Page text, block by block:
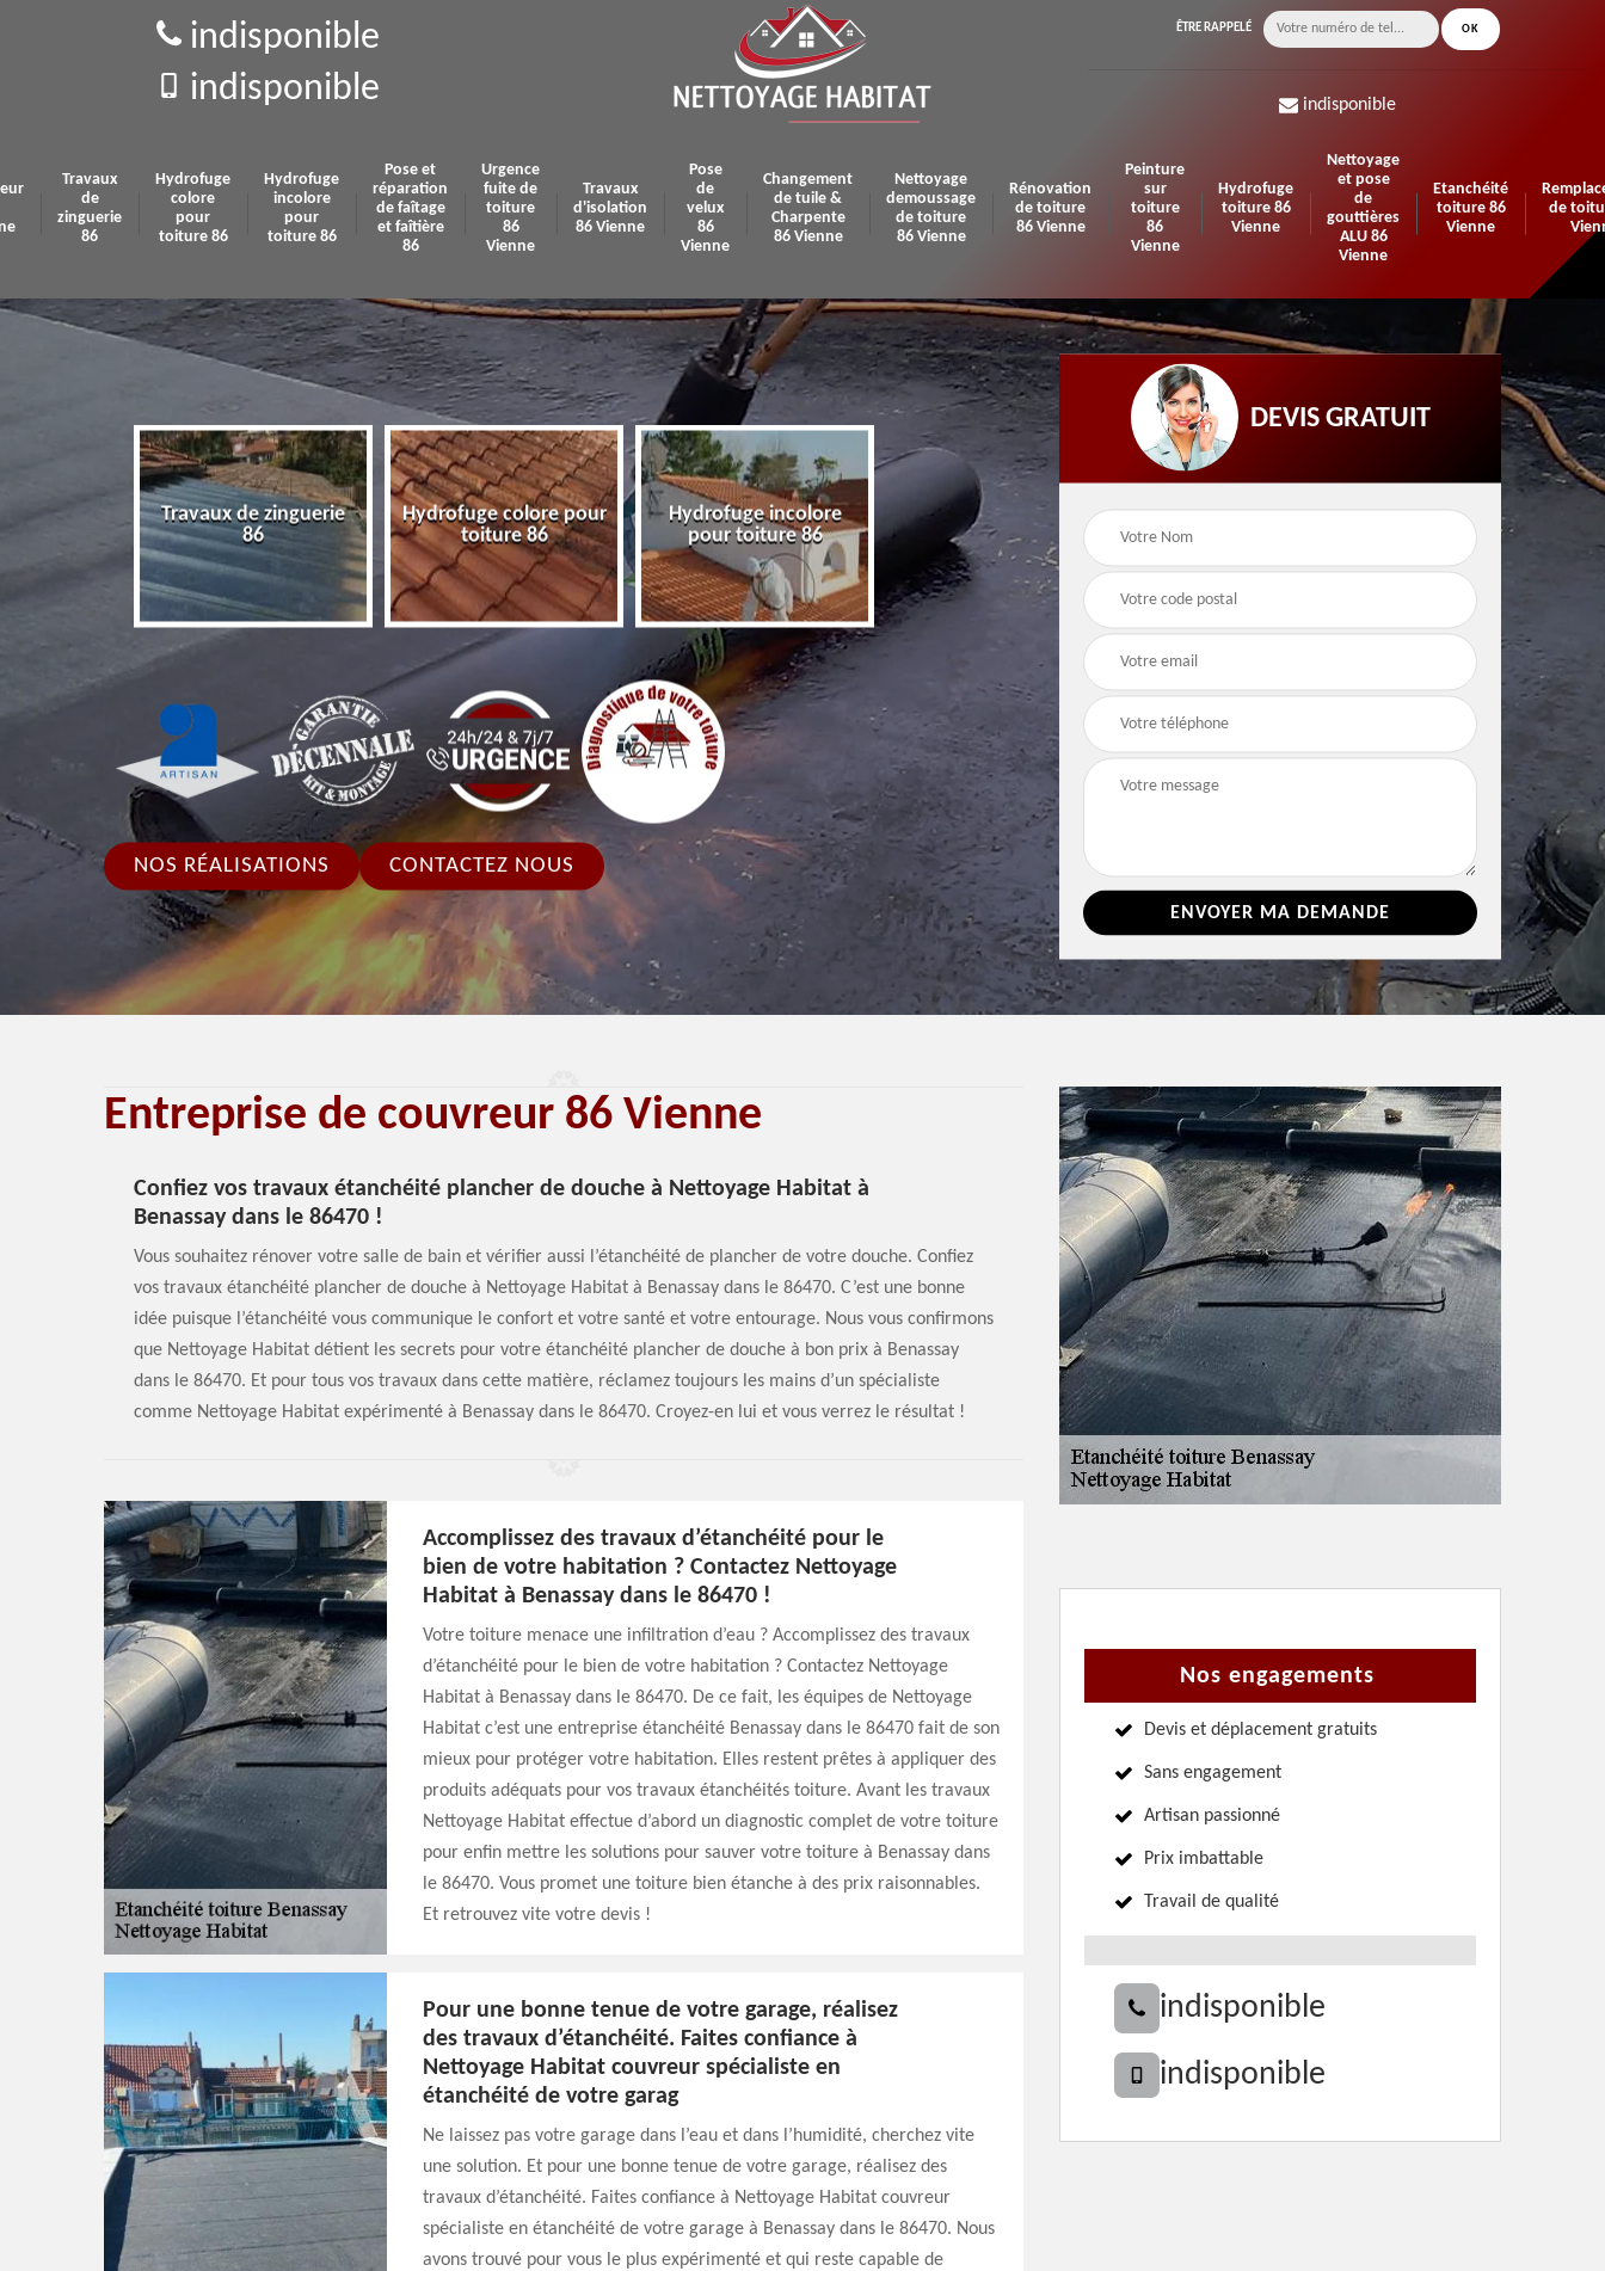
indisponible
indisponible
ÊTRE RAPPELÉ
indisponible
Travaux
de
zinguerie
86
Hydrofuge
colore
pour
toiture 86
Hydrofuge
incolore
pour
toiture 86
Pose et
réparation
de faîtage
et faîtière
86
Urgence
fuite de
toiture
86
Vienne
Travaux
d'isolation
86 Vienne
Pose
de
velux
86
Vienne
Changement
de tuile &
Charpente
86 Vienne
Nettoyage
demoussage
de toiture
86 Vienne
Rénovation
de toiture
86 Vienne
Peinture
sur
toiture
86
Vienne
Hydrofuge
toiture 86
Vienne
Nettoyage
et pose
de
gouttières
ALU 86
Vienne
Etanchéité
toiture 86
Vienne
de
Travaux de zinguerie
86
Hydrofuge colore pour
toiture 86
Hydrofuge incolore
pour toiture 86
Pose et réparation de
faîtage et faîtière 86
Urgence fuite de
toiture 86 Vienne
Travaux d'isolation 86
Vienne
NOS RÉALISATIONS CONTACTEZ NOUS
DEVIS GRATUIT
Entreprise de couvreur 86 Vienne
Confiez vos travaux étanchéité plancher de douche à Nettoyage Habitat à
Benassay dans le 86470 !
Vous souhaitez rénover votre salle de bain et vérifier aussi l’étanchéité de plancher de votre douche. Confiez
vos travaux étanchéité plancher de douche à Nettoyage Habitat à Benassay dans le 86470. C’est une bonne
idée puisque l’étanchéité vous communique le confort et votre santé et votre entourage. Nous vous confirmons
que Nettoyage Habitat détient les secrets pour votre étanchéité plancher de douche à bon prix à Benassay
dans le 86470. Et pour tous vos travaux dans cette matière, réclamez toujours les mains d’un spécialiste
comme Nettoyage Habitat expérimenté à Benassay dans le 86470. Croyez-en lui et vous verrez le résultat !
Accomplissez des travaux d’étanchéité pour le
bien de votre habitation ? Contactez Nettoyage
Habitat à Benassay dans le 86470 !
Votre toiture menace une infiltration d’eau ? Accomplissez des travaux
d’étanchéité pour le bien de votre habitation ? Contactez Nettoyage
Habitat à Benassay dans le 86470. De ce fait, les équipes de Nettoyage
Habitat c’est une entreprise étanchéité Benassay dans le 86470 fait de son
mieux pour protéger votre habitation. Elles restent prêtes à appliquer des
produits adéquats pour vos travaux étanchéités toiture. Avant les travaux
Nettoyage Habitat effectue d’abord un diagnostic complet de votre toiture
pour enfin mettre les solutions pour sauver votre toiture à Benassay dans
le 86470. Vous promet une toiture bien étanche à des prix raisonnables.
Et retrouvez vite votre devis !
Pour une bonne tenue de votre garage, réalisez
des travaux d’étanchéité. Faites confiance à
Nettoyage Habitat couvreur spécialiste en
étanchéité de votre garag
Ne laissez pas votre garage dans l’eau et dans l’humidité, cherchez vite
une solution. Et pour une bonne tenue de votre garage, réalisez des
travaux d’étanchéité. Faites confiance à Nettoyage Habitat couvreur
spécialiste en étanchéité de votre garage à Benassay dans le 86470. Nous
avons trouvé pour vous le plus expérimenté et qui reste capable de
Nos engagements
Devis et déplacement gratuits
Sans engagement
Artisan passionné
Prix imbattable
Travail de qualité
indisponible
indisponible